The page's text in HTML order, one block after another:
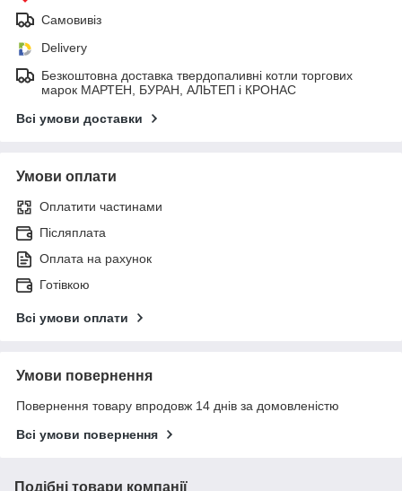
Самовивіз
Delivery
Безкоштовна доставка твердопаливні котли торгових
марок МАРТЕН, БУРАН, АЛЬТЕП і КРОНАС
Всі умови доставки
Умови оплати
Оплатити частинами
Післяплата
Оплата на рахунок
Готівкою
Всі умови оплати
Умови повернення
Повернення товару впродовж 14 днів за домовленістю
Всі умови повернення
Подібні товари компанії